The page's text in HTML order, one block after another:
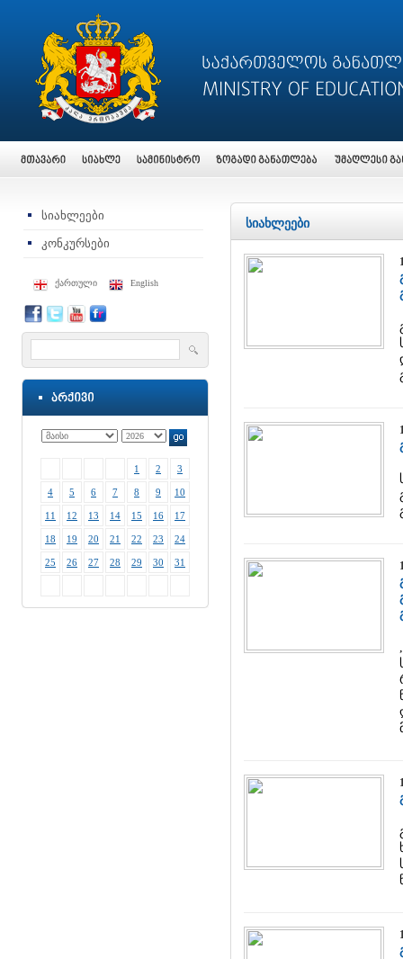
სიახლეები
კონკურსები
ქართული English
1 2 3
4 5 6 7 8 9 10
11 12 13 14 15 16 17
18 19 20 21 22 23 24
25 26 27 28 29 30 31
სიახლეები